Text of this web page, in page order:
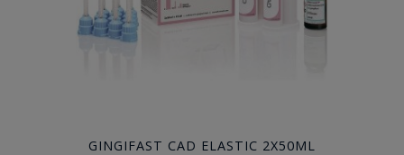
GINGIFAST CAD ELASTIC 2X50ML